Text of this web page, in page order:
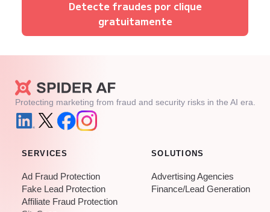
Detecte fraudes por clique
gratuitamente
Protecting marketing from fraud and security risks in the AI era.
SERVICES
Ad Fraud Protection
Fake Lead Protection
Affiliate Fraud Protection
SOLUTIONS
Advertising Agencies
Finance/Lead Generation